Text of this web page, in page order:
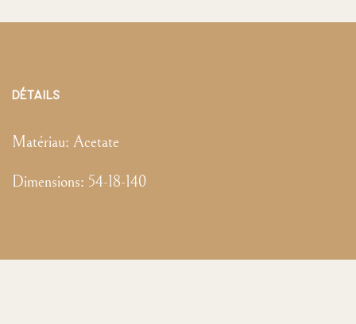
DÉTAILS
Matériau: Acetate
Dimensions: 54-18-140